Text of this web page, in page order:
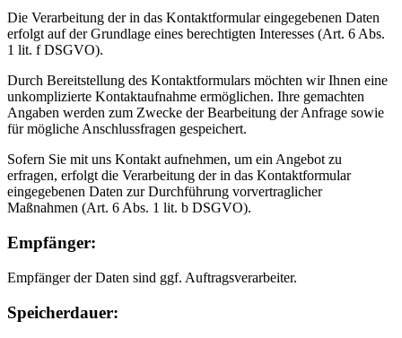
Die Verarbeitung der in das Kontaktformular eingegebenen Daten
erfolgt auf der Grundlage eines berechtigten Interesses (Art. 6 Abs.
1 lit. f DSGVO).
Durch Bereitstellung des Kontaktformulars möchten wir Ihnen eine
unkomplizierte Kontaktaufnahme ermöglichen. Ihre gemachten
Angaben werden zum Zwecke der Bearbeitung der Anfrage sowie
für mögliche Anschlussfragen gespeichert.
Sofern Sie mit uns Kontakt aufnehmen, um ein Angebot zu
erfragen, erfolgt die Verarbeitung der in das Kontaktformular
eingegebenen Daten zur Durchführung vorvertraglicher
Maßnahmen (Art. 6 Abs. 1 lit. b DSGVO).
Empfänger:
Empfänger der Daten sind ggf. Auftragsverarbeiter.
Speicherdauer: